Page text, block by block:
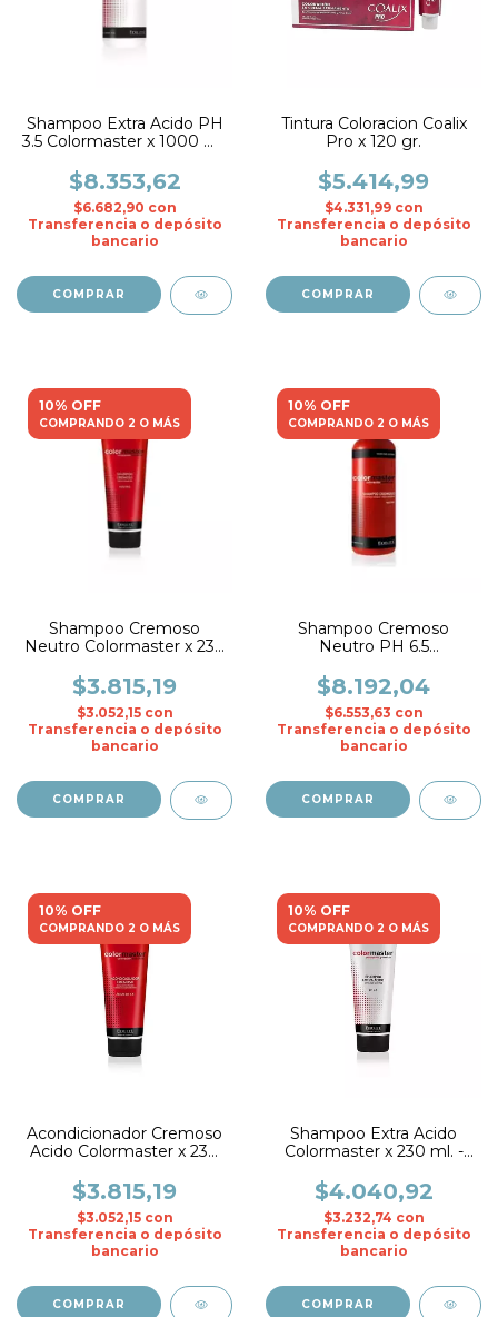
Shampoo Extra Acido PH
3.5 Colormaster x 1000 ml.
$8.353,62
$6.682,90 con
Transferencia o depósito
bancario
Tintura Coloracion Coalix
Pro x 120 gr.
$5.414,99
$4.331,99 con
Transferencia o depósito
bancario
COMPRAR
10% OFF
COMPRANDO 2 O MÁS
Shampoo Cremoso
Neutro Colormaster x 230
$3.815,19
$3.052,15 con
Transferencia o depósito
bancario
10% OFF
COMPRANDO 2 O MÁS
Shampoo Cremoso
Neutro PH 6.5
Fidelite
$8.192,04
$6.553,63 con
Transferencia o depósito
bancario
10% OFF
COMPRANDO 2 O MÁS
Acondicionador Cremoso
Acido Colormaster x 230
$3.815,19
$3.052,15 con
Transferencia o depósito
bancario
10% OFF
COMPRANDO 2 O MÁS
Shampoo Extra Acido
Colormaster x 230 ml. -
$4.040,92
$3.232,74 con
Transferencia o depósito
bancario